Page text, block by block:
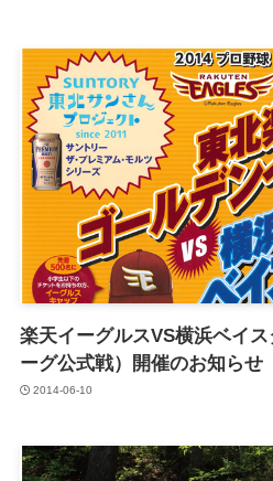
楽天イーグルスVS横浜ベイ
ーグ公式戦）開催のお知らせ
2014-06-10